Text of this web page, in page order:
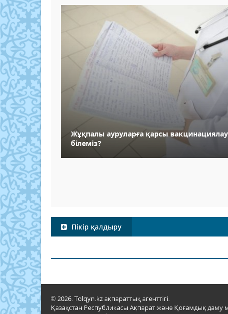
Жұқпалы ауруларға қарсы
білеміз?
Пікір қалдыру
© 2026. Tolqyn.kz ақпараттық агенттігі.
Қазақстан Республикасы Ақпарат және Қоғамдық даму